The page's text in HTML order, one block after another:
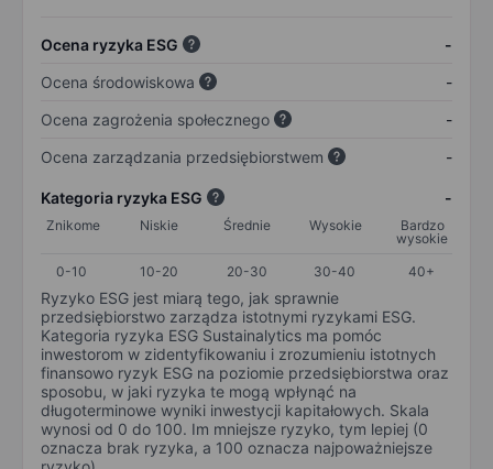
Ocena ryzyka ESG
-
Ocena środowiskowa
-
Ocena zagrożenia społecznego
-
Ocena zarządzania przedsiębiorstwem
-
Kategoria ryzyka ESG -
Znikome Niskie Średnie Wysokie
Bardzo
wysokie
0-10
10-20 20-30 30-40 40+
Ryzyko ESG jest miarą tego, jak sprawnie
przedsiębiorstwo zarządza istotnymi ryzykami ESG.
Kategoria ryzyka ESG Sustainalytics ma pomóc
inwestorom w zidentyfikowaniu i zrozumieniu istotnych
finansowo ryzyk ESG na poziomie przedsiębiorstwa oraz
sposobu, w jaki ryzyka te mogą wpłynąć na
długoterminowe wyniki inwestycji kapitałowych. Skala
wynosi od 0 do 100. Im mniejsze ryzyko, tym lepiej (0
oznacza brak ryzyka, a 100 oznacza najpoważniejsze